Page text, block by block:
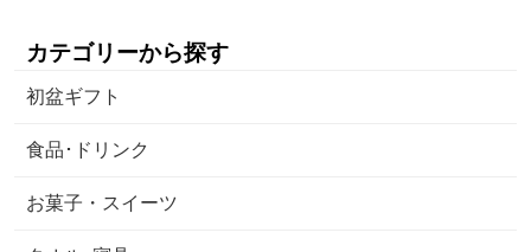
カテゴリーから探す
初盆ギフト
食品･ドリンク
お菓子・スイーツ